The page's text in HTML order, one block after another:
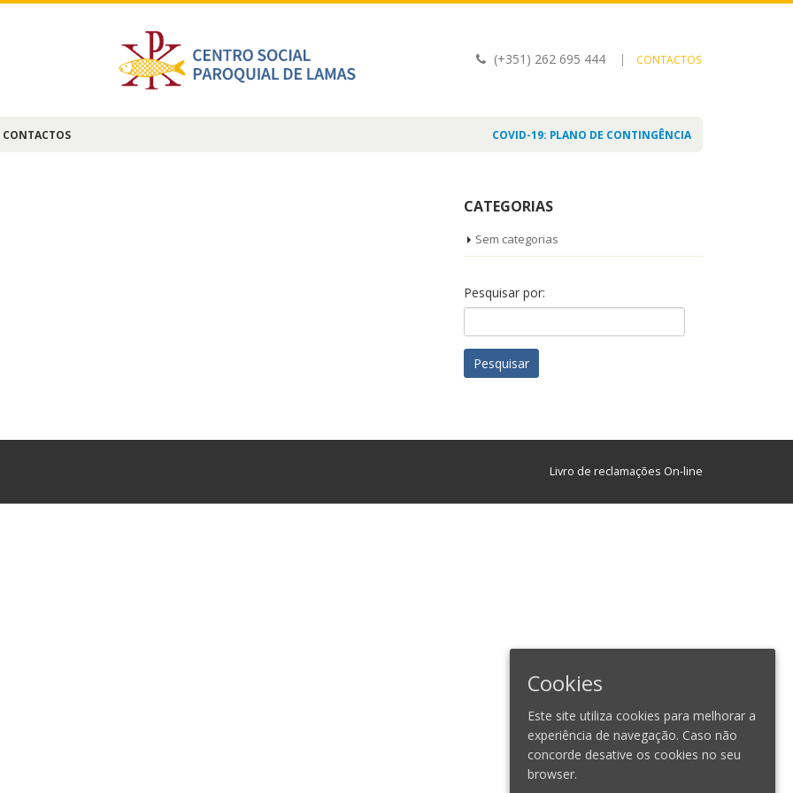
(+351) 262 695 444 | CONTACTOS
CONTACTOS COVID-19: PLANO DE CONTINGÊNCIA
CATEGORIAS
Sem categorias
Pesquisar por:
Livro de reclamações On-line
Cookies
Este site utiliza cookies para melhorar a
experiência de navegação. Caso não
concorde desative os cookies no seu
browser.